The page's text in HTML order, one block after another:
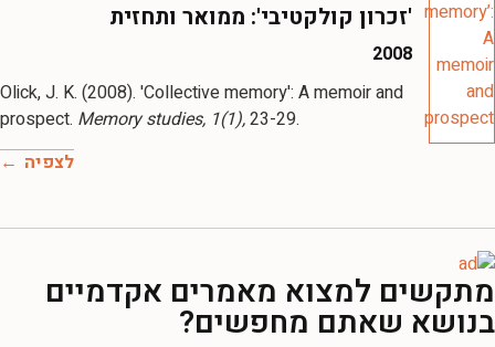
'זכרון קולקטיבי': ממואר ותחזית
2008
Olick, J. K. (2008). 'Collective memory': A memoir and
prospect. Memory studies, 1(1),23-29.
לצפיה
מתקשים למצוא מאמרים אקדמיים
בנושא שאתם מחפשים?